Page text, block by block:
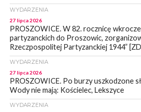
WYDARZENIA
27 lipca 2026
PROSZOWICE. W 82. rocznicę
partyzanckich do Proszowic,
Rzeczpospolitej Partyzanckiej 1944”
WYDARZENIA
27 lipca 2026
PROSZOWICE. Po burzy uszkodzone
Wody nie mają: Kościelec, Lekszyce
WYDARZENIA